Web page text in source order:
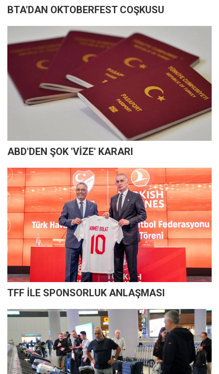
BTA'DAN OKTOBERFEST COŞKUSU
ABD'DEN ŞOK 'VİZE' KARARI
TFF İLE SPONSORLUK ANLAŞMASI